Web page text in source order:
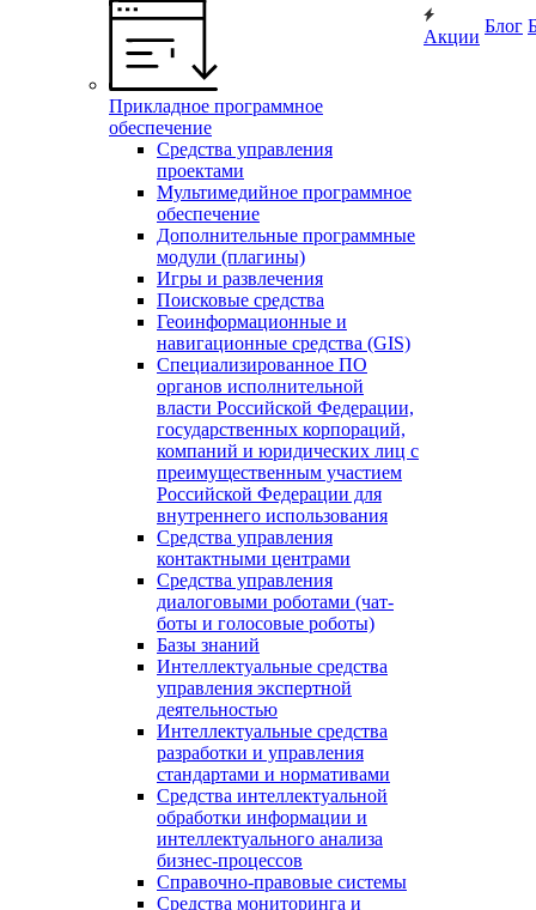
Прикладное программное
обеспечение
Средства управления
проектами
Мультимедийное программное
обеспечение
Дополнительные программные
модули (плагины)
Игры и развлечения
Поисковые средства
Геоинформационные и
навигационные средства (GIS)
Специализированное ПО
органов исполнительной
власти Российской Федерации,
государственных корпораций,
компаний и юридических лиц с
преимущественным участием
Российской Федерации для
внутреннего использования
Средства управления
контактными центрами
Средства управления
диалоговыми роботами (чат-
боты и голосовые роботы)
Базы знаний
Интеллектуальные средства
управления экспертной
деятельностью
Интеллектуальные средства
разработки и управления
стандартами и нормативами
Средства интеллектуальной
обработки информации и
интеллектуального анализа
бизнес-процессов
Справочно-правовые системы
Средства мониторинга и
Акции
Блог